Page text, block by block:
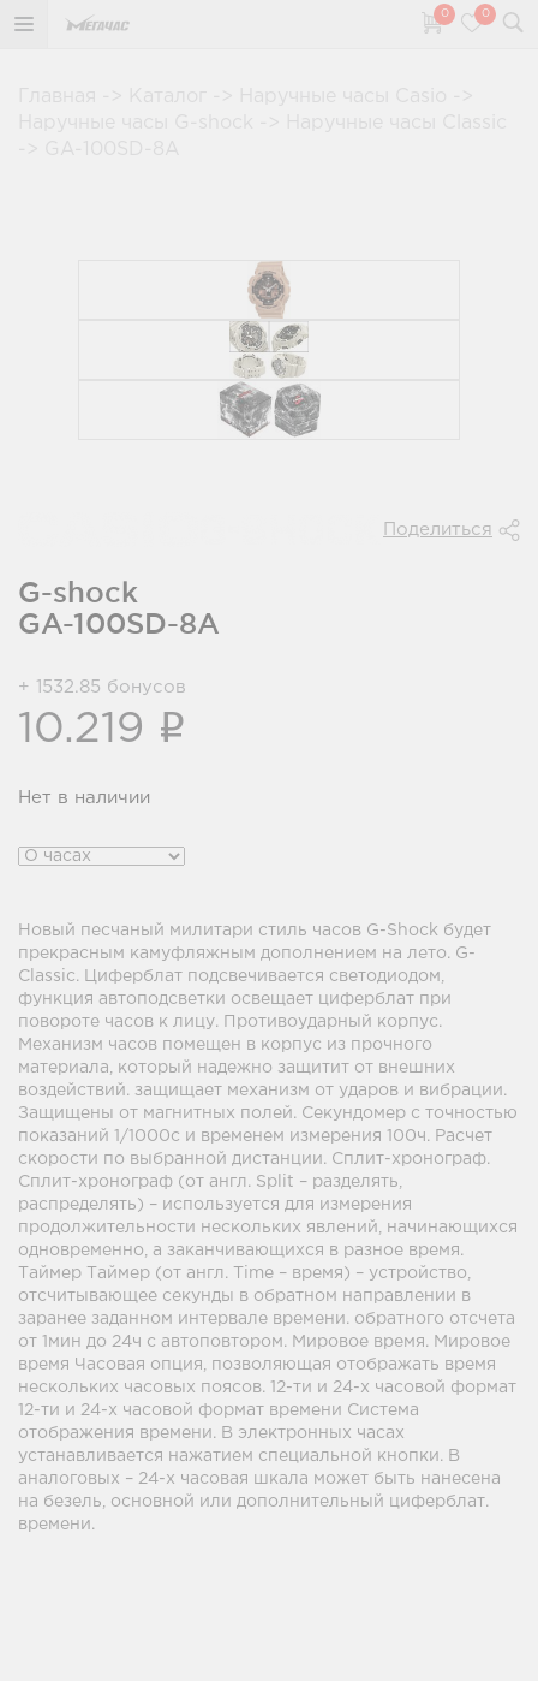
0 0
Поделиться
G-shock
GA-100SD-8A
+ 1532.85 бонусов
10.219 i
Нет в наличии
Новый песчаный милитари стиль часов G-Shock будет
прекрасным камуфляжным дополнением на лето. G-
Classic. Циферблат подсвечивается светодиодом,
функция автоподсветки освещает циферблат при
повороте часов к лицу. Противоударный корпус.
Механизм часов помещен в корпус из прочного
материала, который надежно защитит от внешних
воздействий. защищает механизм от ударов и вибрации.
Защищены от магнитных полей. Секундомер с точностью
показаний 1/1000с и временем измерения 100ч. Расчет
скорости по выбранной дистанции. Сплит-хронограф.
Сплит-хронограф (от англ. Split – разделять,
распределять) – используется для измерения
продолжительности нескольких явлений, начинающихся
одновременно, а заканчивающихся в разное время.
Таймер Таймер (от англ. Time – время) – устройство,
отсчитывающее секунды в обратном направлении в
заранее заданном интервале времени. обратного отсчета
от 1мин до 24ч с автоповтором. Мировое время. Мировое
время Часовая опция, позволяющая отображать время
нескольких часовых поясов. 12-ти и 24-х часовой формат
12-ти и 24-х часовой формат времени Система
отображения времени. В электронных часах
устанавливается нажатием специальной кнопки. В
аналоговых – 24-х часовая шкала может быть нанесена
на безель, основной или дополнительный циферблат.
времени.